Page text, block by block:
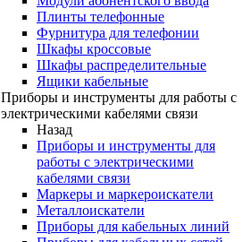
Плинты телефонные
Фурнитура для телефонии
Шкафы кроссовые
Шкафы распределительные
Ящики кабельные
Приборы и инструменты для работы с
электрическими кабелями связи
Назад
Приборы и инструменты для
работы с электрическими
кабелями связи
Маркеры и маркероискатели
Металлоискатели
Приборы для кабельных линий